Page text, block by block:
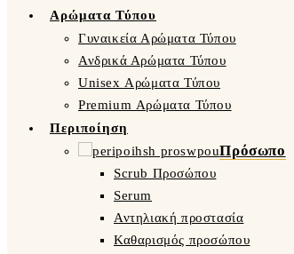
Αρώματα Τύπου
Γυναικεία Αρώματα Τύπου
Ανδρικά Αρώματα Τύπου
Unisex Αρώματα Τύπου
Premium Αρώματα Τύπου
Περιποίηση
Πρόσωπο
Scrub Προσώπου
Serum
Αντηλιακή προστασία
Καθαρισμός προσώπου